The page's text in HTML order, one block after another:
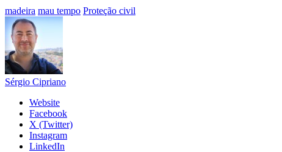
madeira mau tempo Proteção civil
Sérgio Cipriano
Website
Facebook
X (Twitter)
Instagram
LinkedIn